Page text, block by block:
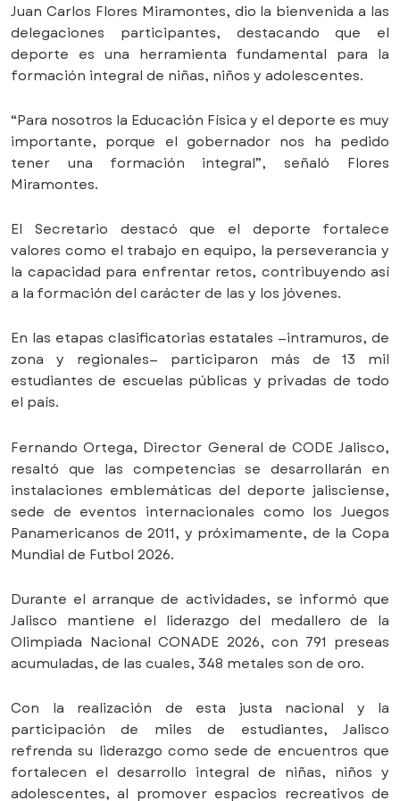
Juan Carlos Flores Miramontes, dio la bienvenida a las
delegaciones participantes, destacando que el
deporte es una herramienta fundamental para la
formación integral de niñas, niños y adolescentes.
“Para nosotros la Educación Física y el deporte es muy
importante, porque el gobernador nos ha pedido
tener una formación integral”, señaló Flores
Miramontes.
El Secretario destacó que el deporte fortalece
valores como el trabajo en equipo, la perseverancia y
la capacidad para enfrentar retos, contribuyendo así
a la formación del carácter de las y los jóvenes.
En las etapas clasificatorias estatales —intramuros, de
zona y regionales— participaron más de 13 mil
estudiantes de escuelas públicas y privadas de todo
el país.
Fernando Ortega, Director General de CODE Jalisco,
resaltó que las competencias se desarrollarán en
instalaciones emblemáticas del deporte jalisciense,
sede de eventos internacionales como los Juegos
Panamericanos de 2011, y próximamente, de la Copa
Mundial de Futbol 2026.
Durante el arranque de actividades, se informó que
Jalisco mantiene el liderazgo del medallero de la
Olimpiada Nacional CONADE 2026, con 791 preseas
acumuladas, de las cuales, 348 metales son de oro.
Con la realización de esta justa nacional y la
participación de miles de estudiantes, Jalisco
refrenda su liderazgo como sede de encuentros que
fortalecen el desarrollo integral de niñas, niños y
adolescentes, al promover espacios recreativos de